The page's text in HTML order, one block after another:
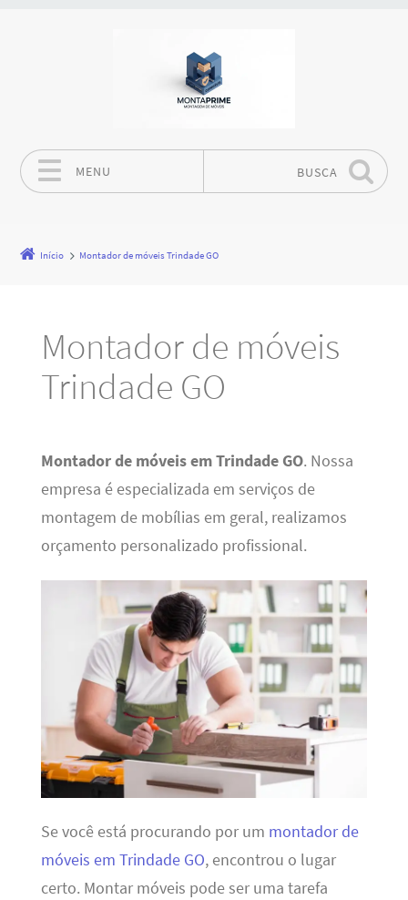
MENU BUSCA
Início Montador de móveis Trindade GO
Montador de móveis
Trindade GO
Montador de móveis em Trindade GO. Nossa
empresa é especializada em serviços de
montagem de mobílias em geral, realizamos
orçamento personalizado profissional.
Se você está procurando por um montador de
móveis em Trindade GO, encontrou o lugar
certo. Montar móveis pode ser uma tarefa